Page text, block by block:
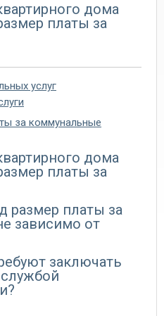
дома
платы за
услуг
за коммунальные
дома
платы за
размер платы за
зависимо от
заключать